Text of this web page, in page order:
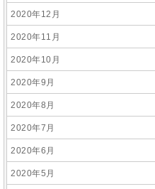
2020年12月
2020年11月
2020年10月
2020年9月
2020年8月
2020年7月
2020年6月
2020年5月